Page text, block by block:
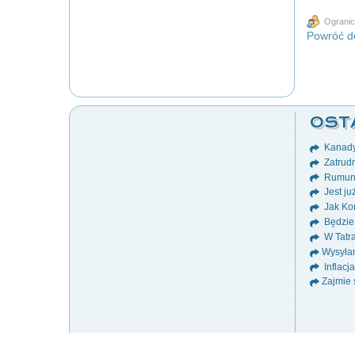
Powróć
Jest
Jak
W
Zajmie